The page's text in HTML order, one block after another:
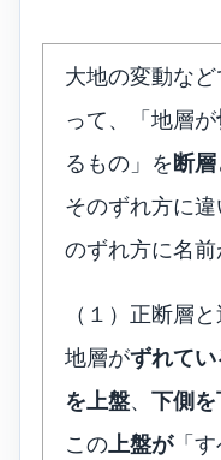
大地の変動な
って、「地層が
るもの」を断層
そのずれ方に
のずれ方に名前
（１）正断層
地層がずれて
を上盤、 下側
この 上盤が「す